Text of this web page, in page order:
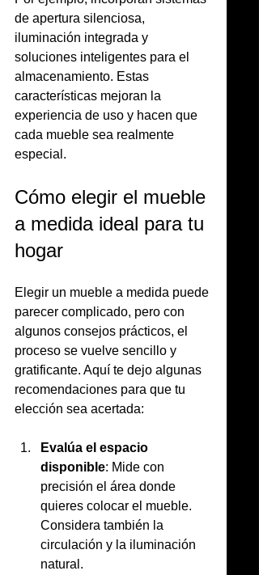
de apertura silenciosa,
iluminación integrada y
soluciones inteligentes para el
almacenamiento. Estas
características mejoran la
experiencia de uso y hacen que
cada mueble sea realmente
especial.
Cómo elegir el mueble
a medida ideal para tu
hogar
Elegir un mueble a medida puede
parecer complicado, pero con
algunos consejos prácticos, el
proceso se vuelve sencillo y
gratificante. Aquí te dejo algunas
recomendaciones para que tu
elección sea acertada:
Evalúa el espacio
disponible: Mide con
precisión el área donde
quieres colocar el mueble.
Considera también la
circulación y la iluminación
natural.